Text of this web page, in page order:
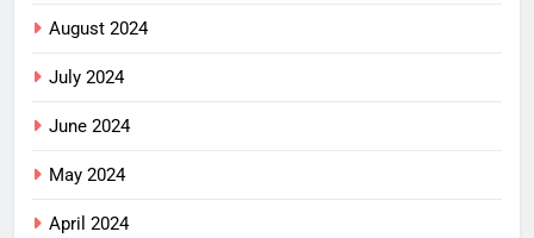
August 2024
July 2024
June 2024
May 2024
April 2024